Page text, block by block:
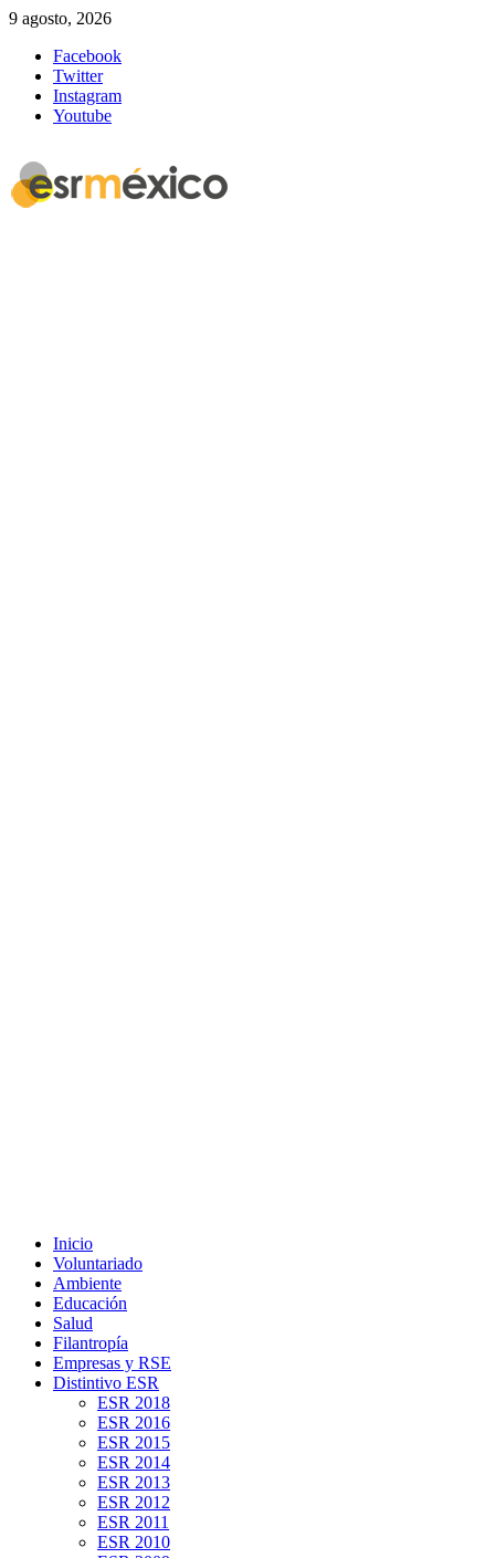
9 agosto, 2026
Facebook
Twitter
Instagram
Youtube
Inicio
Voluntariado
Ambiente
Educación
Salud
Filantropía
Empresas y RSE
Distintivo ESR
ESR 2018
ESR 2016
ESR 2015
ESR 2014
ESR 2013
ESR 2012
ESR 2011
ESR 2010